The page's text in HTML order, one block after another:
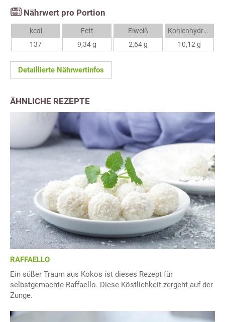
Nährwert pro Portion
kcal
137
Fett
9,34 g
Eiweiß
2,64 g
Kohlenhydrate
10,12 g
Detaillierte Nährwertinfos
ÄHNLICHE REZEPTE
RAFFAELLO
Ein süßer Traum aus Kokos ist dieses Rezept für
selbstgemachte Raffaello. Diese Köstlichkeit zergeht auf der
Zunge.